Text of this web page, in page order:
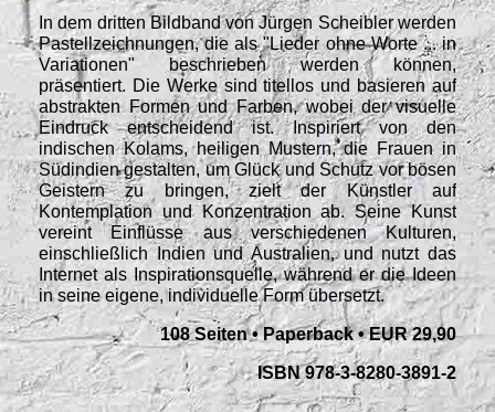
In dem dritten Bildband von Jürgen Scheibler werden
Pastellzeichnungen, die als "Lieder ohne Worte ... in
Variationen" beschrieben werden können,
präsentiert. Die Werke sind titellos und basieren auf
abstrakten Formen und Farben, wobei der visuelle
Eindruck entscheidend ist. Inspiriert von den
indischen Kolams, heiligen Mustern, die Frauen in
Südindien gestalten, um Glück und Schutz vor bösen
Geistern zu bringen, zielt der Künstler auf
Kontemplation und Konzentration ab. Seine Kunst
vereint Einflüsse aus verschiedenen Kulturen,
einschließlich Indien und Australien, und nutzt das
Internet als Inspirationsquelle, während er die Ideen
in seine eigene, individuelle Form übersetzt.
108 Seiten • Paperback • EUR 29,90
ISBN 978-3-8280-3891-2